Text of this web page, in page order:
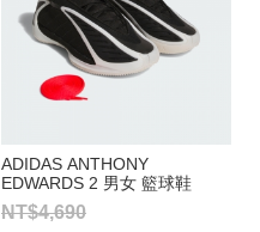
ADIDAS ANTHONY
EDWARDS 2 男女 籃球鞋
NT$4,690